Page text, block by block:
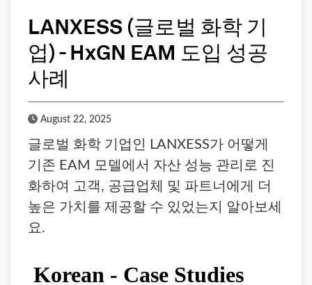
LANXESS (글로벌 화학 기
업) - HxGN EAM 도입 성공
사례
Published Date
August 22, 2025
글로벌 화학 기업인 LANXESS가 어떻게
기존 EAM 모델에서 자산 성능 관리로 진
화하여 고객, 공급업체 및 파트너에게 더
높은 가치를 제공할 수 있었는지 알아보세
요.